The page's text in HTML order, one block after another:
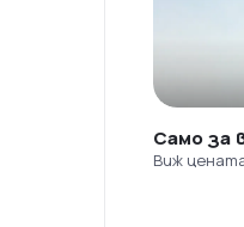
Само за
Виж